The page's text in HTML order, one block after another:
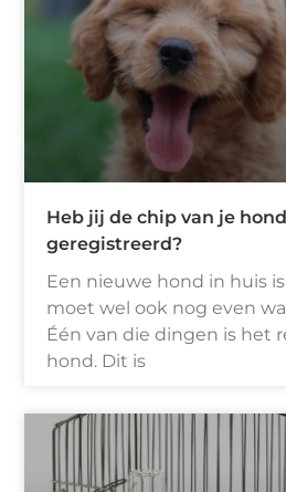
Heb jij de chip van je
geregistreerd?
Een nieuwe hond in huis
moet wel ook nog even
Één van die dingen is het
hond. Dit is